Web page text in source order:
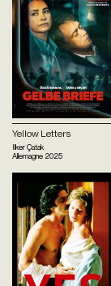
Yellow Letters
Ilker Çatak
Allemagne 2025